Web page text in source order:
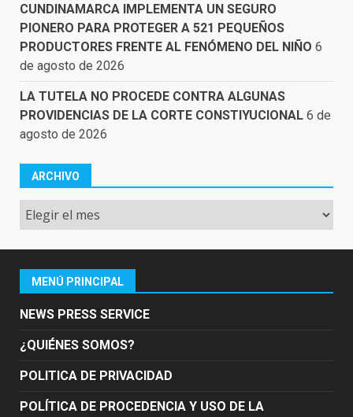
CUNDINAMARCA IMPLEMENTA UN SEGURO
PIONERO PARA PROTEGER A 521 PEQUEÑOS
PRODUCTORES FRENTE AL FENÓMENO DEL NIÑO 6
de agosto de 2026
LA TUTELA NO PROCEDE CONTRA ALGUNAS
PROVIDENCIAS DE LA CORTE CONSTIYUCIONAL 6 de
agosto de 2026
ARCHIVO
Archivo
MENÚ PRINCIPAL
NEWS PRESS SERVICE
¿QUIÉNES SOMOS?
POLITICA DE PRIVACIDAD
POLÍTICA DE PROCEDENCIA Y USO DE LA